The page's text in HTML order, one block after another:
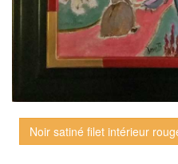
Noir satiné filet intérieur